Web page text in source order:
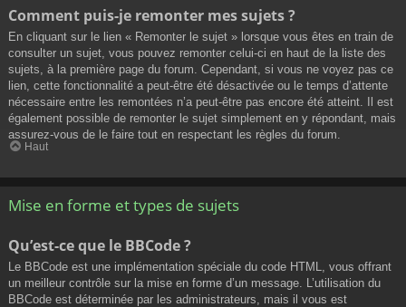
Comment puis-je remonter mes sujets ?
En cliquant sur le lien « Remonter le sujet » lorsque vous êtes en train de
consulter un sujet, vous pouvez remonter celui-ci en haut de la liste des
sujets, à la première page du forum. Cependant, si vous ne voyez pas ce
lien, cette fonctionnalité a peut-être été désactivée ou le temps d’attente
nécessaire entre les remontées n’a peut-être pas encore été atteint. Il est
également possible de remonter le sujet simplement en y répondant, mais
assurez-vous de le faire tout en respectant les règles du forum.
Haut
Mise en forme et types de sujets
Qu’est-ce que le BBCode ?
Le BBCode est une implémentation spéciale du code HTML, vous offrant
un meilleur contrôle sur la mise en forme d’un message. L’utilisation du
BBCode est déterminée par les administrateurs, mais il vous est